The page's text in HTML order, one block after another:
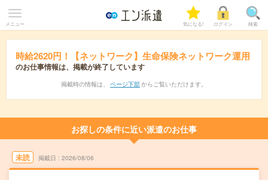
メニュー 気になる! ログイン 検索
時給2620円！【ネットワーク】生命保険ネットワーク運用
のお仕事情報は、掲載が終了しています
掲載時の情報は、 ページ下部 からご覧いただけます。
お探しの条件に近い派遣のお仕事
未読 掲載日 2026/08/06